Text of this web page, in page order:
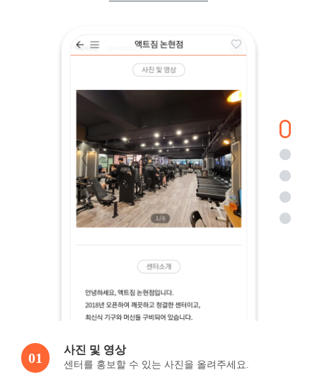
01
사진 및 영상
센터를 홍보할 수 있는 사진을 올려주세요.